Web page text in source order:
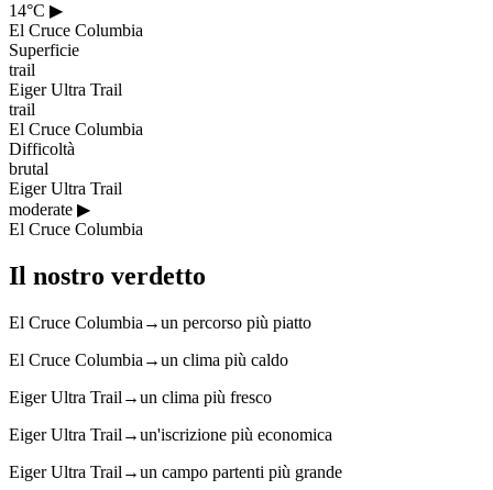
14°C ▶
El Cruce Columbia
Superficie
trail
Eiger Ultra Trail
trail
El Cruce Columbia
Difficoltà
brutal
Eiger Ultra Trail
moderate ▶
El Cruce Columbia
Il nostro verdetto
El Cruce Columbia →un percorso più piatto
El Cruce Columbia →un clima più caldo
Eiger Ultra Trail →un clima più fresco
Eiger Ultra Trail →un'iscrizione più economica
Eiger Ultra Trail →un campo partenti più grande